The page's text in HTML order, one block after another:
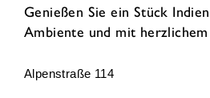
Genießen Sie ein Stück
Ambiente und mit
Alpenstraße 114